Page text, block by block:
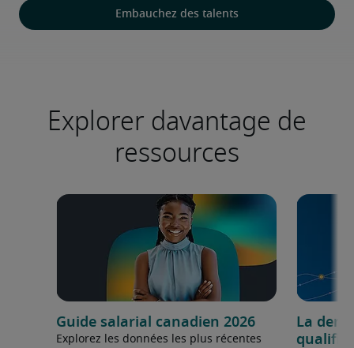
Embauchez des talents
Explorer davantage de
ressources
Guide salarial canadien 2026
Explorez les données les plus récentes
La
qualifié